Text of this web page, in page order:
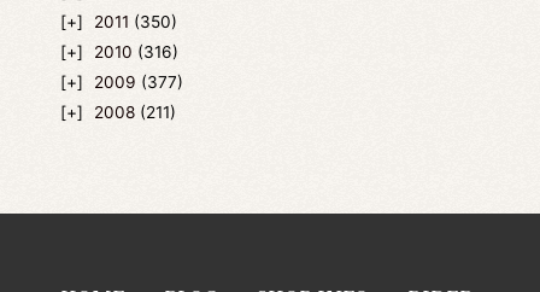
2011 (350)
2010 (316)
2009 (377)
2008 (211)